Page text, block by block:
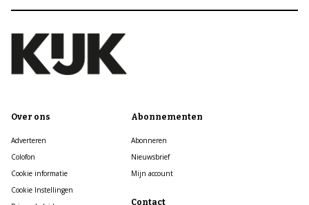
Over ons
Adverteren
Colofon
Cookie informatie
Cookie Instellingen
Abonnementen
Abonneren
Nieuwsbrief
Mijn account
Contact